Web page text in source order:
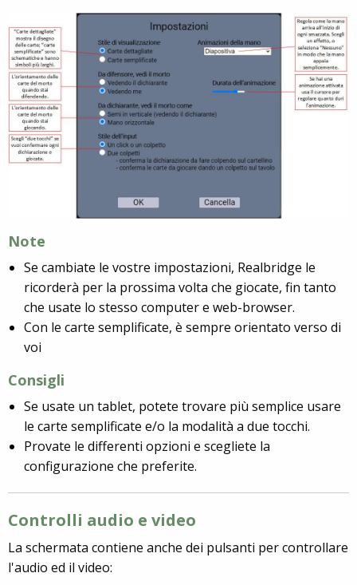
Note
Se cambiate le vostre impostazioni, Realbridge le
ricorderà per la prossima volta che giocate, fin tanto
che usate lo stesso computer e web-browser.
Con le carte semplificate, è sempre orientato verso di
voi
Consigli
Se usate un tablet, potete trovare più semplice usare
le carte semplificate e/o la modalità a due tocchi.
Provate le differenti opzioni e scegliete la
configurazione che preferite.
Controlli audio e video
La schermata contiene anche dei pulsanti per controllare
l'audio ed il video: